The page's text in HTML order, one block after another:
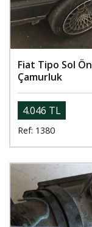
Fiat Tipo Sol Ön
Çamurluk
4.046 TL
Ref: 1380